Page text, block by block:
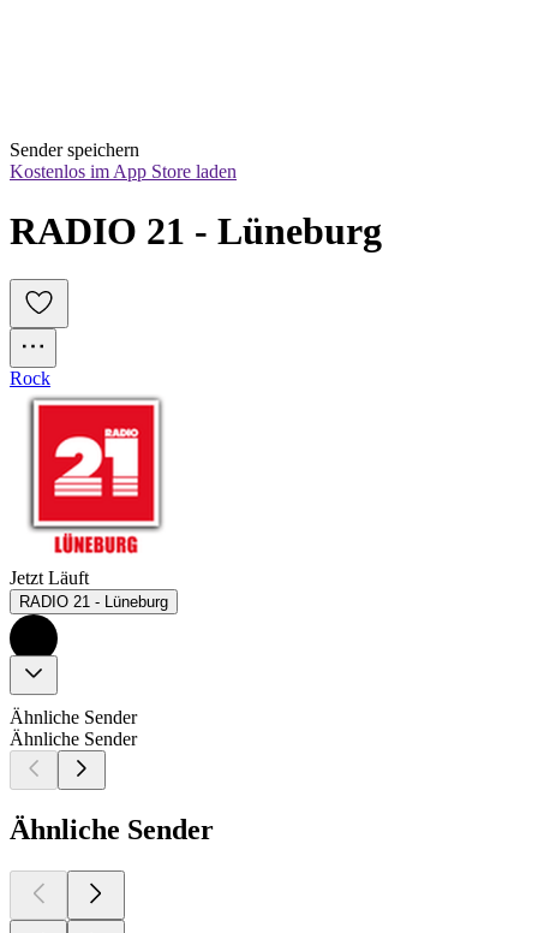
Sender speichern
Kostenlos im App Store laden
RADIO 21 - Lüneburg
Rock
Jetzt Läuft
RADIO 21 - Lüneburg
Ähnliche Sender
Ähnliche Sender
Ähnliche Sender